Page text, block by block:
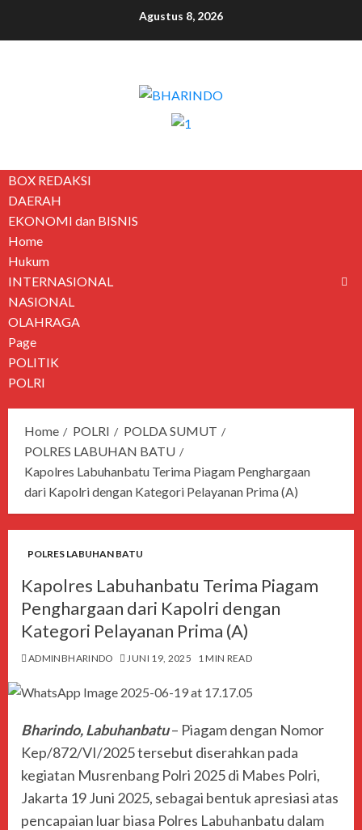
Agustus 8, 2026
BOX REDAKSI
DAERAH
EKONOMI dan BISNIS
Home
Hukum
INTERNASIONAL
NASIONAL
OLAHRAGA
Page
POLITIK
POLRI
Home POLRI
POLDA SUMUT
POLRES LABUHAN BATU
Kapolres Labuhanbatu Terima Piagam Penghargaan
dari Kapolri dengan Kategori Pelayanan Prima (A)
POLRES LABUHAN BATU
Kapolres Labuhanbatu Terima Piagam
Penghargaan dari Kapolri dengan
Kategori Pelayanan Prima (A)
ADMINBHARINDO JUNI 19, 2025 1 MIN READ
Bharindo, Labuhanbatu– Piagam dengan Nomor
Kep/872/VI/2025 tersebut diserahkan pada
kegiatan Musrenbang Polri 2025 di Mabes Polri,
Jakarta 19 Juni 2025, sebagai bentuk apresiasi atas
pencapaian luar biasa Polres Labuhanbatu dalam